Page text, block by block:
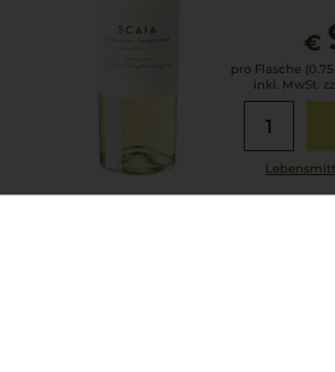
€
pro Flasche
inkl. MwSt.